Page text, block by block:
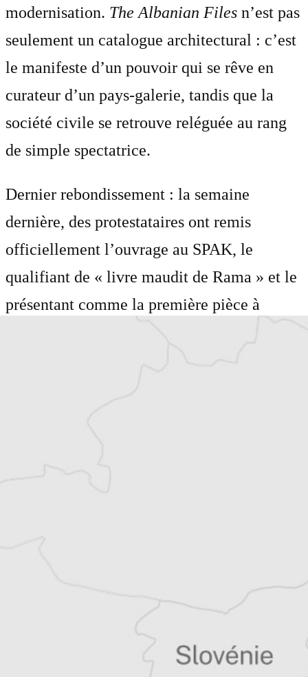
modernisation. The Albanian Files n’est pas
seulement un catalogue architectural : c’est
le manifeste d’un pouvoir qui se rêve en
curateur d’un pays-galerie, tandis que la
société civile se retrouve reléguée au rang
de simple spectatrice.
Dernier rebondissement : la semaine
dernière, des protestataires ont remis
officiellement l’ouvrage au SPAK, le
qualifiant de « livre maudit de Rama » et le
présentant comme la première pièce à